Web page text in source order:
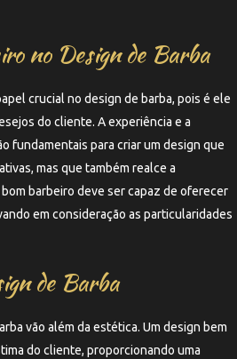
no Design de Barba
crucial no design de barba, pois é ele
do cliente. A experiência e a
fundamentais para criar um design que
mas que também realce a
barbeiro deve ser capaz de oferecer
em consideração as particularidades
de Barba
vão além da estética. Um design bem
do cliente, proporcionando uma